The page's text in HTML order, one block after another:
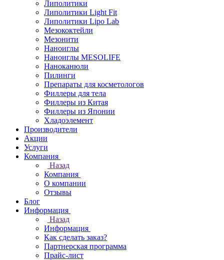
Липолитики
Липолитики Light Fit
Липолитики Lipo Lab
Мезококтейли
Мезонити
Наноиглы
Наноиглы MESOLIFE
Наноканюли
Пилинги
Препараты для косметологов
Филлеры для тела
Филлеры из Китая
Филлеры из Японии
Хладоэлемент
Производители
Акции
Услуги
Компания
Назад
Компания
О компании
Отзывы
Блог
Информация
Назад
Информация
Как сделать заказ?
Партнерская программа
Прайс-лист